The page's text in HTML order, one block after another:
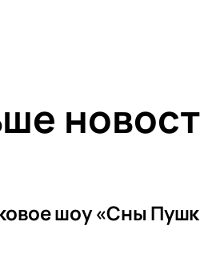
шоу «Сны